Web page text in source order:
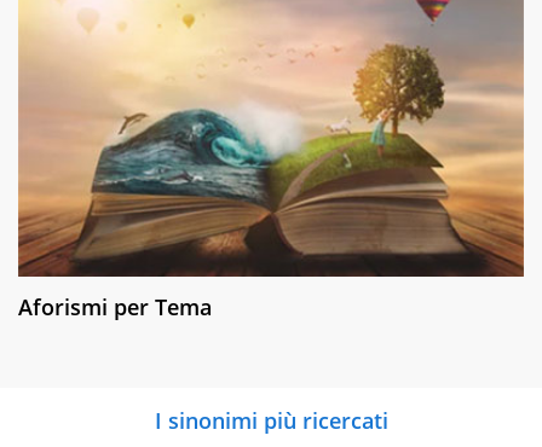
Aforismi per Tema
I sinonimi più ricercati